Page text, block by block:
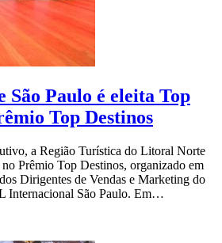
Paulo é eleita Top
Top Destinos
a Região Turística do Litoral Norte
no Prêmio Top Destinos, organizado em
Dirigentes de Vendas e Marketing do
São Paulo. Em…